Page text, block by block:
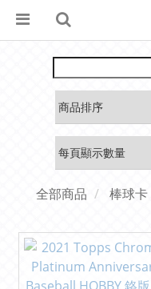
全部商品 棒球卡